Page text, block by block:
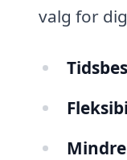
valg for